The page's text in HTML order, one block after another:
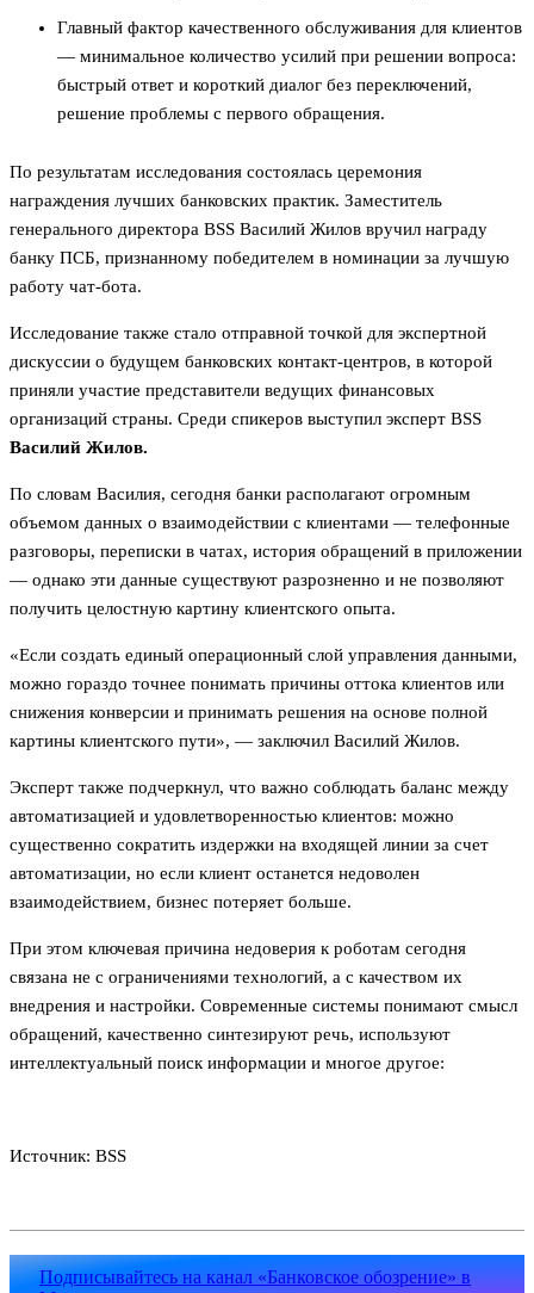
Главный фактор качественного обслуживания для клиентов
— минимальное количество усилий при решении вопроса:
быстрый ответ и короткий диалог без переключений,
решение проблемы с первого обращения.
По результатам исследования состоялась церемония
награждения лучших банковских практик. Заместитель
генерального директора BSS Василий Жилов вручил награду
банку ПСБ, признанному победителем в номинации за лучшую
работу чат-бота.
Исследование также стало отправной точкой для экспертной
дискуссии о будущем банковских контакт-центров, в которой
приняли участие представители ведущих финансовых
организаций страны. Среди спикеров выступил эксперт BSS
Василий Жилов.
По словам Василия, сегодня банки располагают огромным
объемом данных о взаимодействии с клиентами — телефонные
разговоры, переписки в чатах, история обращений в приложении
— однако эти данные существуют разрозненно и не позволяют
получить целостную картину клиентского опыта.
«Если создать единый операционный слой управления данными,
можно гораздо точнее понимать причины оттока клиентов или
снижения конверсии и принимать решения на основе полной
картины клиентского пути», — заключил Василий Жилов.
Эксперт также подчеркнул, что важно соблюдать баланс между
автоматизацией и удовлетворенностью клиентов: можно
существенно сократить издержки на входящей линии за счет
автоматизации, но если клиент останется недоволен
взаимодействием, бизнес потеряет больше.
При этом ключевая причина недоверия к роботам сегодня
связана не с ограничениями технологий, а с качеством их
внедрения и настройки. Современные системы понимают смысл
обращений, качественно синтезируют речь, используют
интеллектуальный поиск информации и многое другое:
Источник: BSS
Подписывайтесь на канал «Банковское обозрение» в